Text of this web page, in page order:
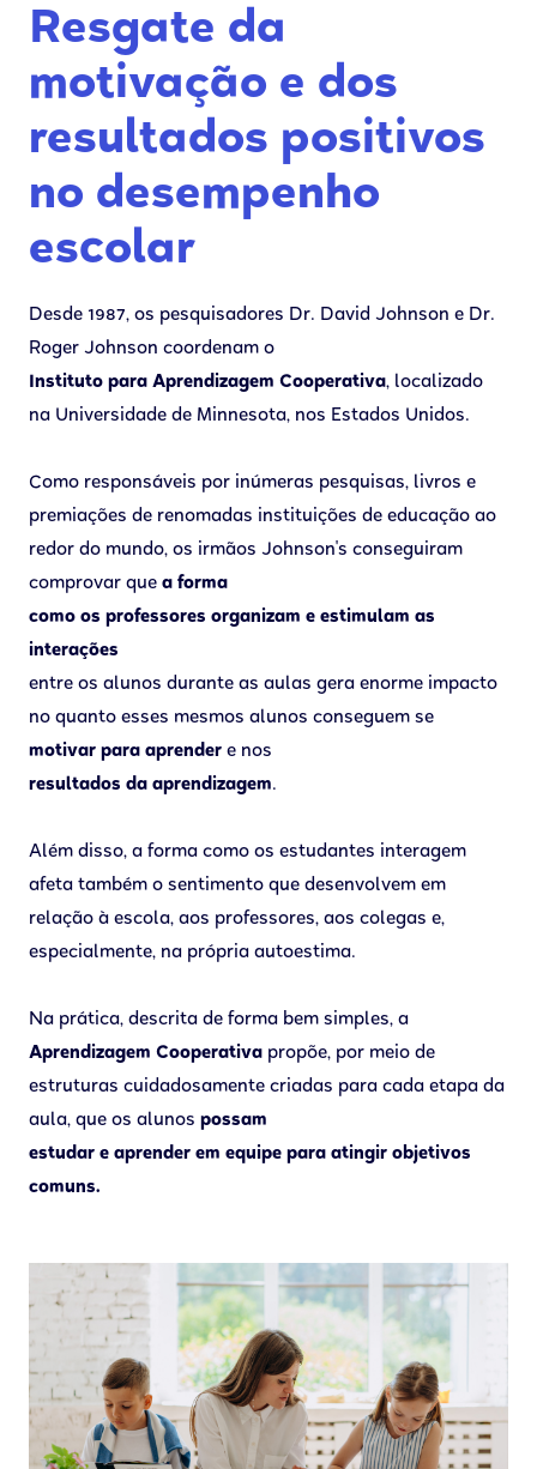
Resgate da
motivação e dos
resultados positivos
no desempenho
escolar
Desde 1987, os pesquisadores Dr. David Johnson e Dr.
Roger Johnson coordenam o
Instituto para Aprendizagem Cooperativa, localizado
na Universidade de Minnesota, nos Estados Unidos.
Como responsáveis por inúmeras pesquisas, livros e
premiações de renomadas instituições de educação ao
redor do mundo, os irmãos Johnson's conseguiram
comprovar que a forma
como os professores organizam e estimulam as
interações
entre os alunos durante as aulas gera enorme impacto
no quanto esses mesmos alunos conseguem se
motivar para aprender e nos
resultados da aprendizagem.
Além disso, a forma como os estudantes interagem
afeta também o sentimento que desenvolvem em
relação à escola, aos professores, aos colegas e,
especialmente, na própria autoestima.
Na prática, descrita de forma bem simples, a
Aprendizagem Cooperativa propõe, por meio de
estruturas cuidadosamente criadas para cada etapa da
aula, que os alunos possam
estudar e aprender em equipe para atingir objetivos
comuns.